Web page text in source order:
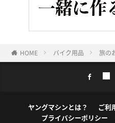
HOME バイク用品 旅の
ヤングマシンとは？ ご利
プライバシーポリシー